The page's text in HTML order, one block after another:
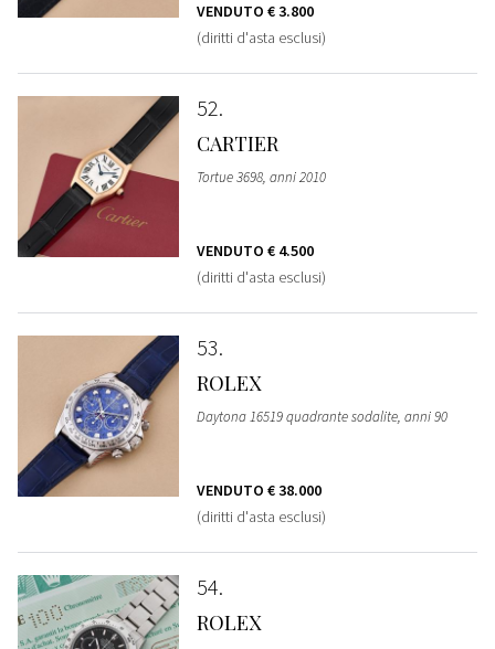
VENDUTO € 3.800
(diritti d'asta esclusi)
52
CARTIER
Tortue 3698, anni 2010
VENDUTO € 4.500
(diritti d'asta esclusi)
53
ROLEX
Daytona 16519 quadrante sodalite, anni 90
VENDUTO € 38.000
(diritti d'asta esclusi)
54
ROLEX